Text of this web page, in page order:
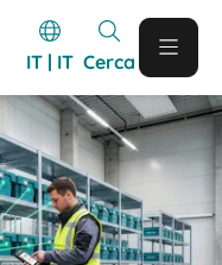
IT | IT Cerca